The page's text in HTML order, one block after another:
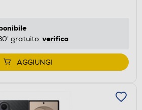
gratuito: verifica
AGGIUNGI